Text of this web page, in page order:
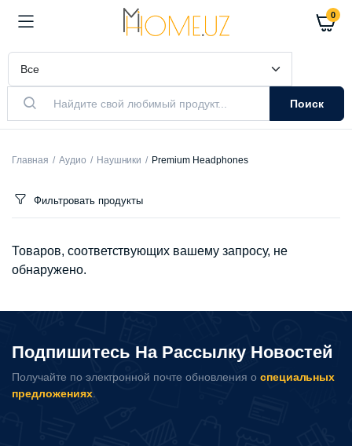
0
Поиск
Главная Аудио Наушники Premium Headphones
Фильтровать продукты
Товаров, соответствующих вашему запросу, не
обнаружено.
Подпишитесь На Рассылку Новостей
Получайте по электронной почте обновления о специальных
предложениях.